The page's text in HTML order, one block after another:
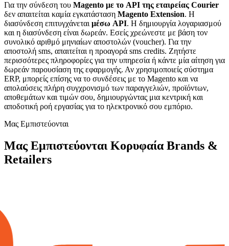
Για την σύνδεση του Magento με το API της εταιρείας Courier
δεν απαιτείται καμία εγκατάσταση Magento Extension. H
διασύνδεση επιτυγχάνεται μέσω API. Η δημιουργία λογαριασμού
και η διασύνδεση είναι δωρεάν. Εσείς χρεώνεστε με βάση τον
συνολικό αριθμό μηνιαίων αποστολών (voucher). Για την
αποστολή sms, απαιτείται η προαγορά sms credits. Ζητήστε
περισσότερες πληροφορίες για την υπηρεσία ή κάντε μία αίτηση για
δωρεάν παρουσίαση της εφαρμογής. Αν χρησιμοποιείς σύστημα
ERP, μπορείς επίσης να το συνδέσεις με το Magento και να
απολαύσεις πλήρη συγχρονισμό των παραγγελιών, προϊόντων,
αποθεμάτων και τιμών σου, δημιουργώντας μια κεντρική και
αποδοτική ροή εργασίας για το ηλεκτρονικό σου εμπόριο.
Μας Εμπιστεύονται
Μας Εμπιστεύονται Κορυφαία Brands &
Retailers